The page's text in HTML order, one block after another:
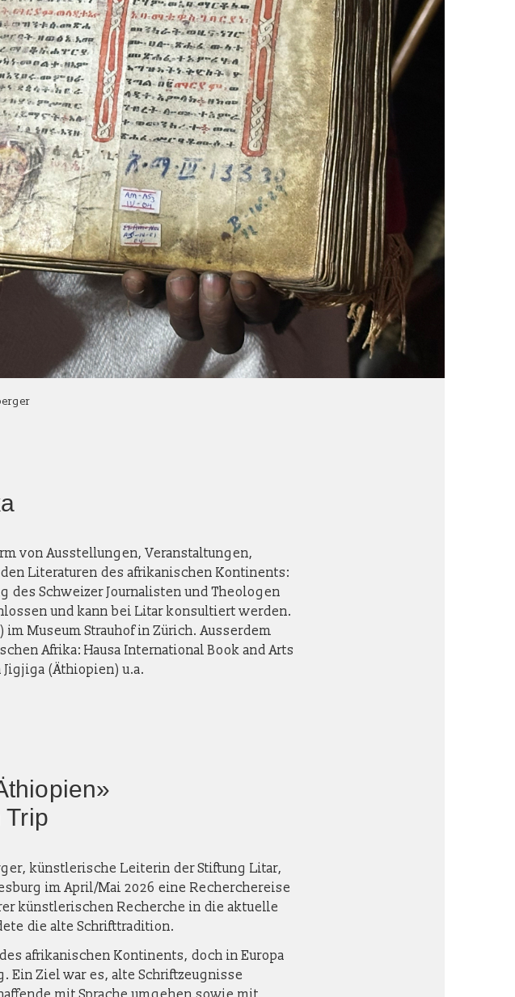
von Ausstellungen, Veranstaltungen,
Literaturen des afrikanischen Kontinents:
des Schweizer Journalisten und Theologen
und kann bei Litar konsultiert werden.
Museum Strauhof in Zürich. Ausserdem
Afrika: Hausa International Book and Arts
(Äthiopien) u.a.
Trip
künstlerische Leiterin der Stiftung Litar,
im April/Mai 2026 eine Recherchereise
künstlerischen Recherche in die aktuelle
die alte Schrifttradition.
afrikanischen Kontinents, doch in Europa
Ein Ziel war es, alte Schriftzeugnisse